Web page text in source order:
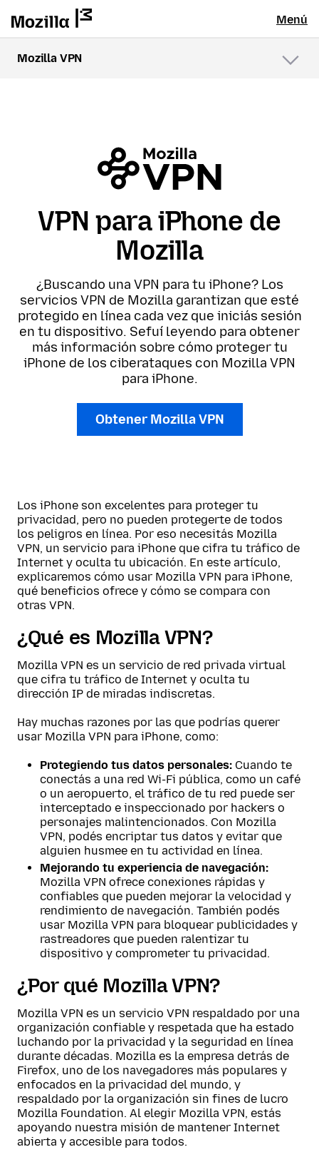
Menú
Mozilla VPN
VPN para iPhone de
Mozilla
¿Buscando una VPN para tu iPhone? Los
servicios VPN de Mozilla garantizan que esté
protegido en línea cada vez que iniciás sesión
en tu dispositivo. Sefuí leyendo para obtener
más información sobre cómo proteger tu
iPhone de los ciberataques con Mozilla VPN
para iPhone.
Obtener Mozilla VPN
Los iPhone son excelentes para proteger tu
privacidad, pero no pueden protegerte de todos
los peligros en línea. Por eso necesitás Mozilla
VPN, un servicio para iPhone que cifra tu tráfico de
Internet y oculta tu ubicación. En este artículo,
explicaremos cómo usar Mozilla VPN para iPhone,
qué beneficios ofrece y cómo se compara con
otras VPN.
¿Qué es Mozilla VPN?
Mozilla VPN es un servicio de red privada virtual
que cifra tu tráfico de Internet y oculta tu
dirección IP de miradas indiscretas.
Hay muchas razones por las que podrías querer
usar Mozilla VPN para iPhone, como:
Protegiendo tus datos personales: Cuando te
conectás a una red Wi-Fi pública, como un café
o un aeropuerto, el tráfico de tu red puede ser
interceptado e inspeccionado por hackers o
personajes malintencionados. Con Mozilla
VPN, podés encriptar tus datos y evitar que
alguien husmee en tu actividad en línea.
Mejorando tu experiencia de navegación:
Mozilla VPN ofrece conexiones rápidas y
confiables que pueden mejorar la velocidad y
rendimiento de navegación. También podés
usar Mozilla VPN para bloquear publicidades y
rastreadores que pueden ralentizar tu
dispositivo y comprometer tu privacidad.
¿Por qué Mozilla VPN?
Mozilla VPN es un servicio VPN respaldado por una
organización confiable y respetada que ha estado
luchando por la privacidad y la seguridad en línea
durante décadas. Mozilla es la empresa detrás de
Firefox, uno de los navegadores más populares y
enfocados en la privacidad del mundo, y
respaldado por la organización sin fines de lucro
Mozilla Foundation. Al elegir Mozilla VPN, estás
apoyando nuestra misión de mantener Internet
abierta y accesible para todos.